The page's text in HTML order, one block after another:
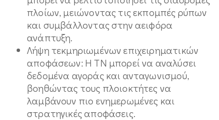
πλοίων, μειώνοντας τις εκπομπές ρύπων
και συμβάλλοντας στην αειφόρα
ανάπτυξη.
Λήψη τεκμηριωμένων επιχειρηματικών
αποφάσεων: Η ΤΝ μπορεί να αναλύσει
δεδομένα αγοράς και ανταγωνισμού,
βοηθώντας τους πλοιοκτήτες να
λαμβάνουν πιο ενημερωμένες και
στρατηγικές αποφάσεις.